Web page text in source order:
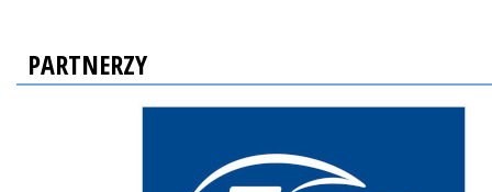
PARTNERZY